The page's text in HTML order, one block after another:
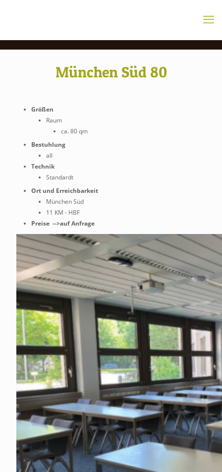
München Süd 80
Größen
Raum
ca. 80 qm
Bestuhlung
all
Technik
Standardt
Ort und Erreichbarkeit
München Süd
11 KM - HBF
Preise -->auf Anfrage